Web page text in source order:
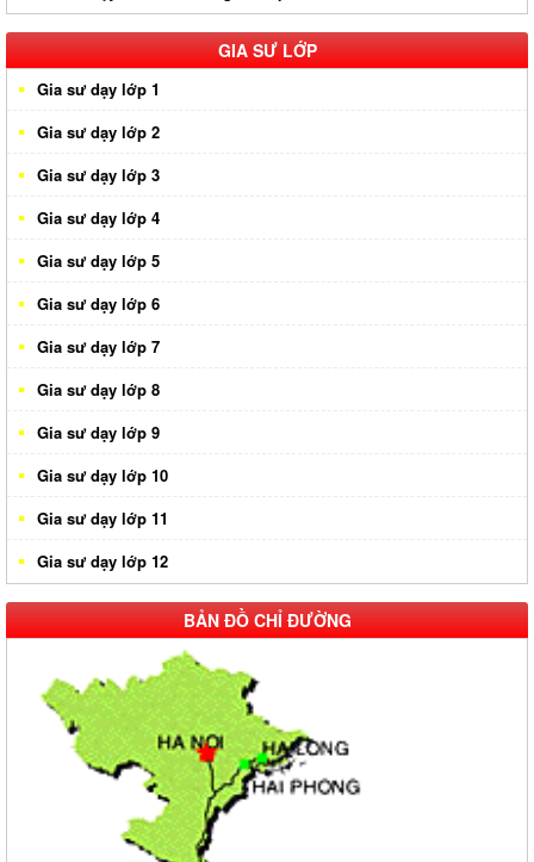
Gia sư huyện Củ Chi
GIA SƯ LỚP
Gia sư dạy lớp 1
Gia sư dạy lớp 2
Gia sư dạy lớp 3
Gia sư dạy lớp 4
Gia sư dạy lớp 5
Gia sư dạy lớp 6
Gia sư dạy lớp 7
Gia sư dạy lớp 8
Gia sư dạy lớp 9
Gia sư dạy lớp 10
Gia sư dạy lớp 11
Gia sư dạy lớp 12
BẢN ĐỒ CHỈ ĐƯỜNG